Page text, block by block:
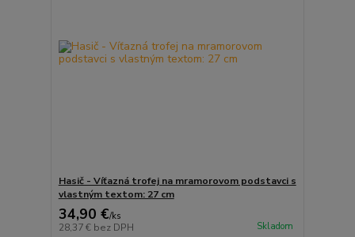
Hasič - Víťazná trofej na mramorovom podstavci s
vlastným textom: 27 cm
34,90 €/ks
28,37 € bez DPH Skladom